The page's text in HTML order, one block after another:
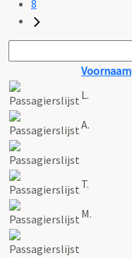
8
Voornaam
L.
A.
T.
M.